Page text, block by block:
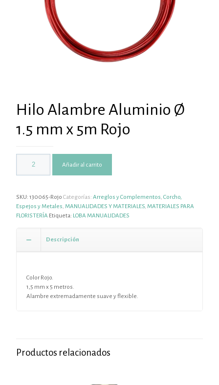
Hilo Alambre Aluminio Ø
1.5 mm x 5m Rojo
Añadir al carrito
SKU: 130065-Rojo Categorías: Arreglos y Complementos, Corcho,
Espejos y Metales, MANUALIDADES Y MATERIALES, MATERIALES PARA
FLORISTERÍA Etiqueta: LOBA MANUALIDADES
Descripción
Color Rojo.
1,5 mm x 5 metros.
Alambre extremadamente suave y flexible.
Productos relacionados